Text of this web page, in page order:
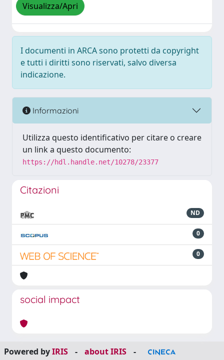
Visualizza/Apri
I documenti in ARCA sono protetti da copyright
e tutti i diritti sono riservati, salvo diversa
indicazione.
Informazioni
Utilizza questo identificativo per citare o creare
un link a questo documento:
https://hdl.handle.net/10278/23377
Citazioni
ND
0
0
social impact
Powered byIRIS - about IRIS
-